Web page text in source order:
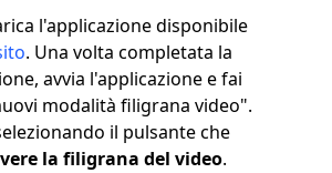
l'applicazione disponibile
. Una volta completata la
avvia l'applicazione e fai
modalità filigrana video".
il pulsante che
la filigrana del video.